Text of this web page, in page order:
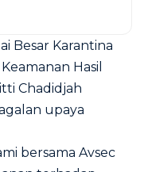
Besar Karantina
Hasil
Chadidjah
upaya
bersama Avsec